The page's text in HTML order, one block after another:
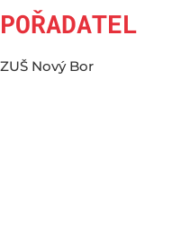
POŘADATEL
ZUŠ Nový Bor